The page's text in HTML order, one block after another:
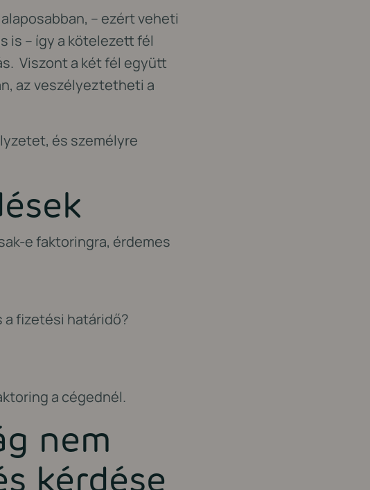
– ezért veheti
is – így a kötelezett fél
Viszont a két fél együtt
az veszélyeztetheti a
és személyre
e faktoringra, érdemes
a fizetési határidő?
a cégednél.
nem
kérdése